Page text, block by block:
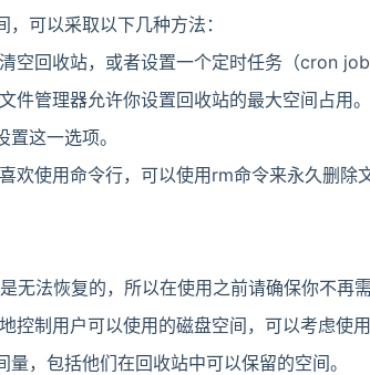
可以采取以下几种方法：
空回收站，或者设置一个定时任务（cron job
件管理器允许你设置回收站的最大空间占用
这一选项。
欢使用命令行，可以使用rm命令来永久删除
无法恢复的，所以在使用之前请确保你不再需
控制用户可以使用的磁盘空间，可以考虑使
，包括他们在回收站中可以保留的空间。